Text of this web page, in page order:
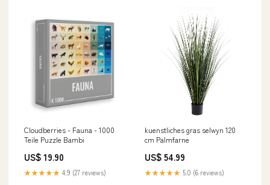
Cloudberries - Fauna - 1000
Teile Puzzle Bambi
US$ 19.90
★★★★★ 4.9 (27 reviews)
kuenstliches gras selwyn 120
cm Palmfarne
US$ 54.99
★★★★★ 5.0 (6 reviews)